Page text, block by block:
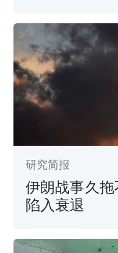
研究简报
伊朗战事久
陷入衰退